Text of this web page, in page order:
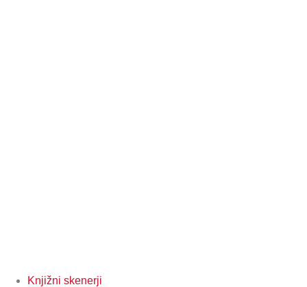
Knjižni skenerji